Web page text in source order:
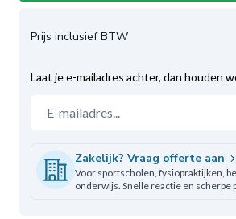
Laat je e-mailadres achter, dan houden
Zakelijk? Vraag offerte aan
Voor sportscholen, fysiopraktijken,
onderwijs. Snelle reactie en scherpe